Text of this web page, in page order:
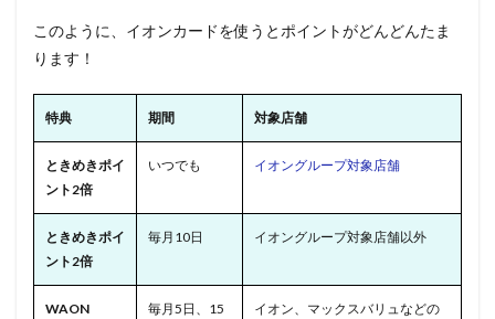
このように、イオンカードを使うとポイントがどんどんたま
ります！
特典 期間 対象店舗
ときめきポイ
ント2倍
いつでも イオングループ対象店舗
ときめきポイ
ント2倍
毎月10日 イオングループ対象店舗以外
WAON
毎月5日、15
イオン、マックスバリュなどの